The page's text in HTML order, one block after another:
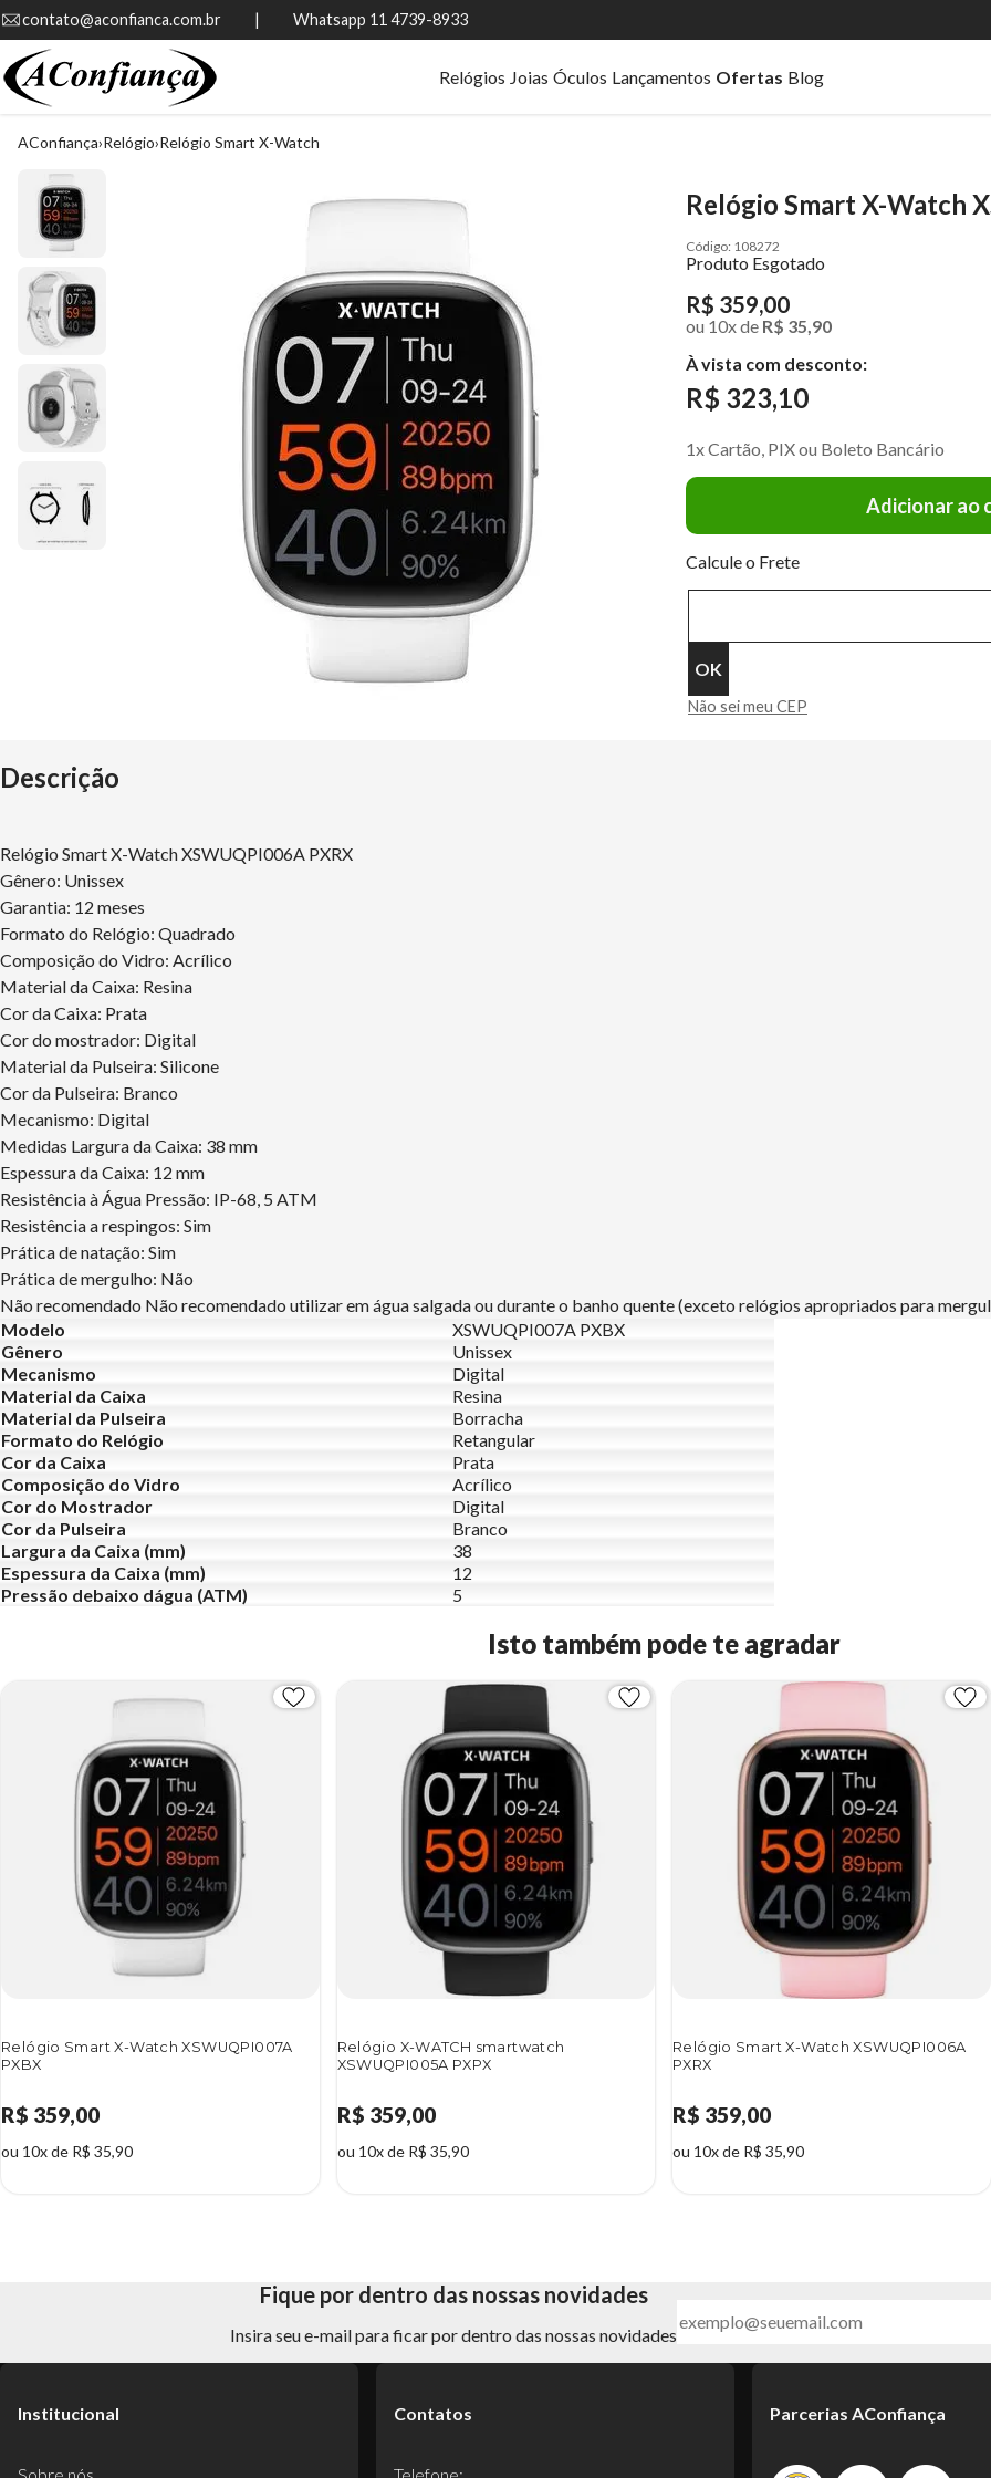
contato@aconfianca.com.br          |          Whatsapp 11 4739-8933
Relógios Joias Óculos Lançamentos Ofertas Blog
AConfiança Relógio Relógio Smart X-Watch
Relógio Smart X-Watch
108272
Produto Esgotado
R$ 359,00
ou 10xde R$ 35,90
À vista com desconto:
R$ 323,10
1x Cartão, PIX ou Boleto Bancário
Adicionar ao
Calcule o Frete
Não sei meu CEP
Descrição
Relógio Smart X-Watch XSWUQPI006A PXRX
Gênero: Unissex
Garantia: 12 meses
Formato do Relógio: Quadrado
Composição do Vidro: Acrílico
Material da Caixa: Resina
Cor da Caixa: Prata
Cor do mostrador: Digital
Material da Pulseira: Silicone
Cor da Pulseira: Branco
Mecanismo: Digital
Medidas Largura da Caixa: 38 mm
Espessura da Caixa: 12 mm
Resistência à Água Pressão: IP-68, 5 ATM
Resistência a respingos: Sim
Prática de natação: Sim
Prática de mergulho: Não
Não recomendado Não recomendado utilizar em água salgada ou durante o banho quente (exceto relógios apropriados para
Modelo
XSWUQPI007A PXBX
Gênero
Unissex
Mecanismo
Digital
Material da Caixa
Resina
Material da Pulseira
Borracha
Formato do Relógio
Retangular
Cor da Caixa
Prata
Composição do Vidro
Acrílico
Cor do Mostrador
Digital
Cor da Pulseira
Branco
Largura da Caixa (mm)
38
Espessura da Caixa (mm)
12
Pressão debaixo dágua (ATM)
5
Isto também pode te agradar
Relógio Smart X-Watch XSWUQPI007A
PXBX
R$ 359,00
ou 10x de R$ 35,90
Relógio X-WATCH smartwatch
XSWUQPI005A PXPX
R$ 359,00
ou 10x de R$ 35,90
Relógio Smart X-Watch XSWUQPI006A
PXRX
R$ 359,00
ou 10x de R$ 35,90
Fique por dentro das nossas novidades
Insira seu e-mail para ficar por dentro das nossas novidades
Institucional Contatos Parcerias AConfiança